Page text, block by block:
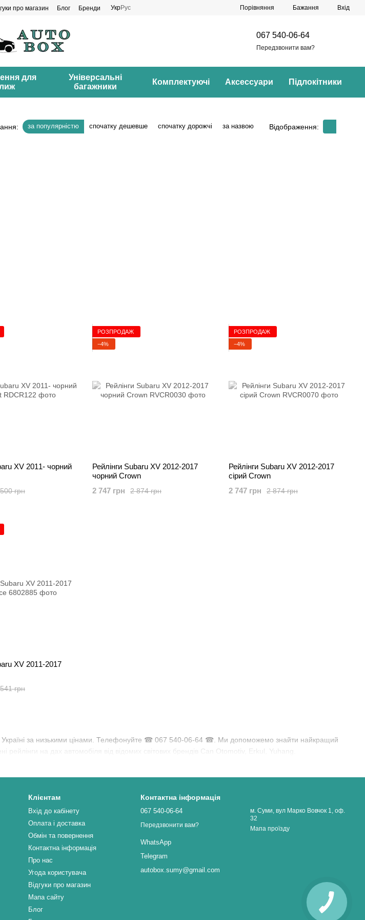
про магазин Блог Бренди УкрРус Порівняння Бажання Вхід
067 540-06-64
Передзвонити вам?
для
Універсальні
багажники
Комплектуючі Аксессуари Підлокітники
за популярністю спочатку дешевше спочатку дорожчі за назвою Відображення:
за низькими цінами. Телефонуйте ☎ 067 540-06-64 ☎. Ми допоможемо знайти найкращий
рейлінги на дах автомобіля від відомих світових брендів Can Otomotiv, Erkul, Yuhang.
XV 2011- чорний
грн
РОЗПРОДАЖ
−4%
Рейлінги Subaru XV 2012-2017
чорний Crown
2 874 грн
2 747 грн
РОЗПРОДАЖ
−4%
Рейлінги Subaru XV 2012-2017
сірий Crown
2 874 грн
2 747 грн
XV 2011-2017
грн
Клієнтам
Вхід до кабінету
Оплата і доставка
Обмін та повернення
Контактна інформація
Про нас
Угода користувача
Відгуки про магазин
Мапа сайту
Блог
Контактна інформація
067 540-06-64
Передзвонити вам?
WhatsApp
Telegram
autobox.sumy@gmail.com
м. Суми, вул Марко Вовчок 1, оф.
32
Мапа проїзду